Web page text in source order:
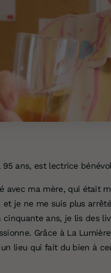
95 ans, est lectrice
avec ma mère, qui était
et je ne me suis plus
cinquante ans, je lis des
Grâce à La
un lieu qui fait du bien à